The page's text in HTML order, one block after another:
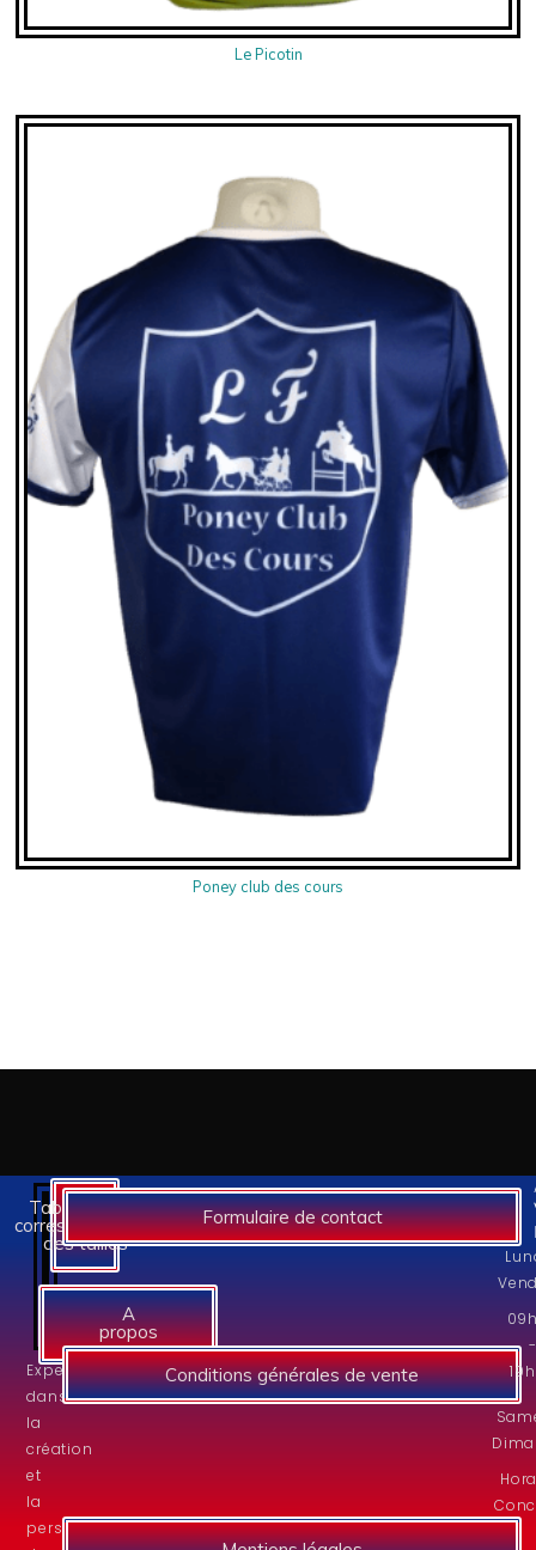
Le Picotin
Poney club des cours
Experts
dans
la
création
et
la
personnalisation
Tableaux des
correspondances
des tailles
A
propos
Formulaire de contact
Conditions générales de vente
-